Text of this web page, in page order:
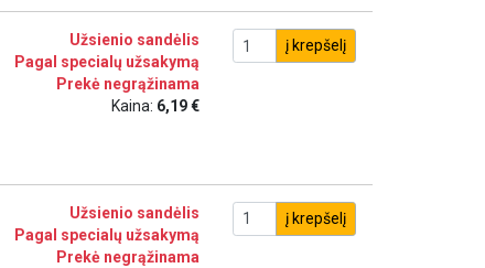
Užsienio sandėlis
Pagal specialų užsakymą
Prekė negrąžinama
Kaina: 6,19 €
į krepšelį
Užsienio sandėlis
Pagal specialų užsakymą
Prekė negrąžinama
į krepšelį